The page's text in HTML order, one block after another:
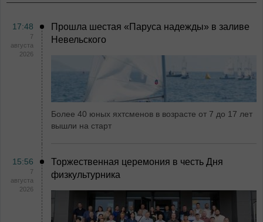
17:48
7
августа
2026
Прошла шестая «Паруса надежды» в заливе
Невельского
Более 40 юных яхтсменов в возрасте от 7 до 17 лет
вышли на старт
15:56
7
августа
2026
Торжественная церемония в честь Дня
физкультурника